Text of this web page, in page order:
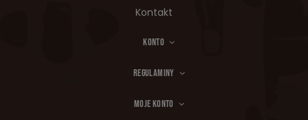
Kontakt
KONTO
REGULAMINY
MOJE KONTO